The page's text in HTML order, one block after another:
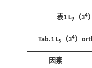
表1 L9 （34
Tab.1 L9 （34）
因素